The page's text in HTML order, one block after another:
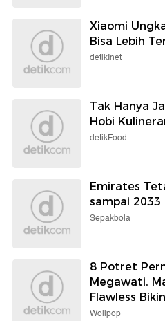
Xiaomi
Bisa Lebih
detikInet
Tak Hanya
Hobi
detikFood
Emirates
sampai 2033
Sepakbola
8 Potret
Megawati,
Flawless
Wolipop